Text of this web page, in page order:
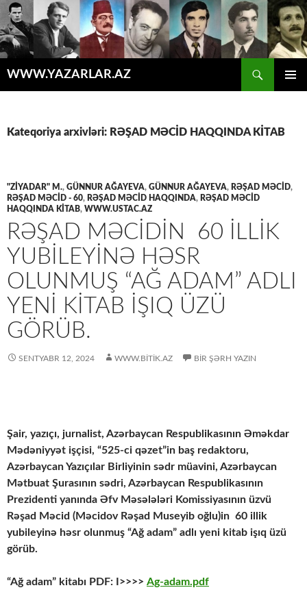
WWW.YAZARLAR.AZ
Kateqoriya arxivləri: RƏŞAD MƏCİD HAQQINDA KİTAB
"ZİYADAR" M., GÜNNUR AĞAYEVA, GÜNNUR AĞAYEVA, RƏŞAD MƏCİD,
RƏŞAD MƏCİD - 60, RƏŞAD MƏCİD HAQQINDA, RƏŞAD MƏCİD
HAQQINDA KİTAB, WWW.USTAC.AZ
RƏŞAD MƏCIDIN 60 ILLIK
YUBILEYINƏ HƏSR
OLUNMUŞ “AĞ ADAM” ADLI
YENI KITAB IŞIQ ÜZÜ
GÖRÜB.
SENTYABR 12, 2024 WWW.BITIK.AZ BIR ŞƏRH YAZIN
Şair, yazıçı, jurnalist, Azərbaycan Respublikasının Əməkdar
Mədəniyyət işçisi, “525-ci qəzet”in baş redaktoru,
Azərbaycan Yazıçılar Birliyinin sədr müavini, Azərbaycan
Mətbuat Şurasının sədri, Azərbaycan Respublikasının
Prezidenti yanında Əfv Məsələləri Komissiyasının üzvü
Rəşad Məcid (Məcidov Rəşad Museyib oğlu)in 60 illik
yubileyinə həsr olunmuş “Ağ adam” adlı yeni kitab işıq üzü
görüb.
“Ağ adam” kitabı PDF: I>>>> Ag-adam.pdf